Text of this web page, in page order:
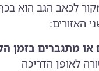
לכאב הגב הוא
האזורים:
או מתגברים בזמן
לאופן הדריכה